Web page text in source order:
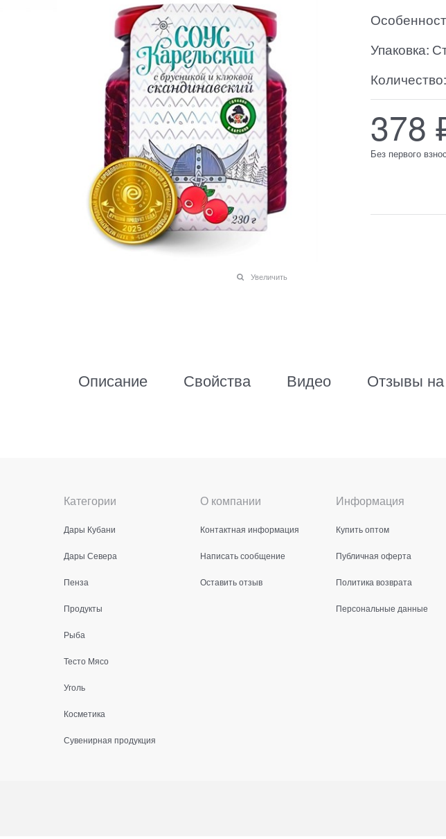
Увеличить
Упаковка:
Количество:
378
Без первого
Описание Свойства Видео Отзывы на
Категории
Дары Кубани
Дары Севера
Пенза
Продукты
Рыба
Тесто Мясо
Уголь
Косметика
Сувенирная продукция
О компании
Контактная информация
Написать сообщение
Оставить отзыв
Информация
Купить оптом
Публичная оферта
Политика возврата
Персональные данные